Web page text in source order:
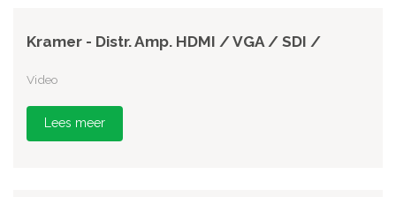
Kramer - Distr. Amp. HDMI / VGA / SDI /
Video
Lees meer